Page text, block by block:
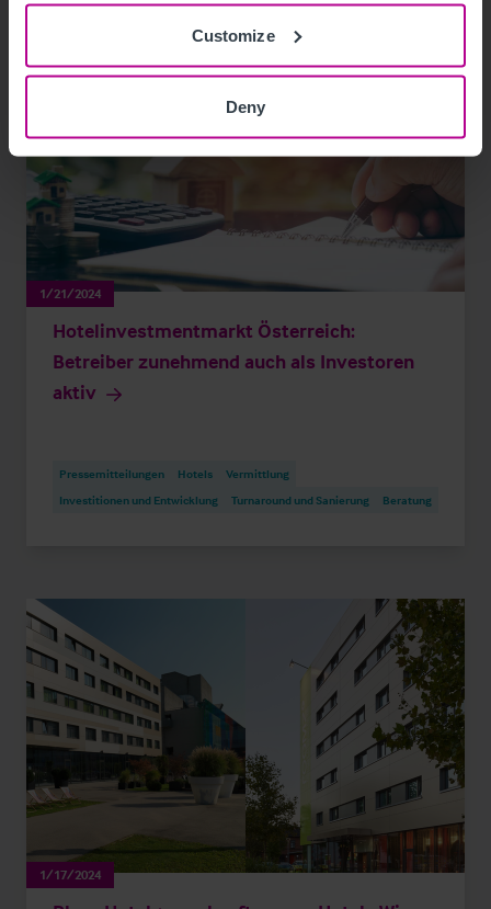
Customize
Deny
1/21/2024
Hotelinvestmentmarkt Österreich:
Betreiber zunehmend auch als Investoren
aktiv
Pressemitteilungen Hotels
Vermittlung
Investitionen und Entwicklung
Turnaround und Sanierung Beratung
1/17/2024